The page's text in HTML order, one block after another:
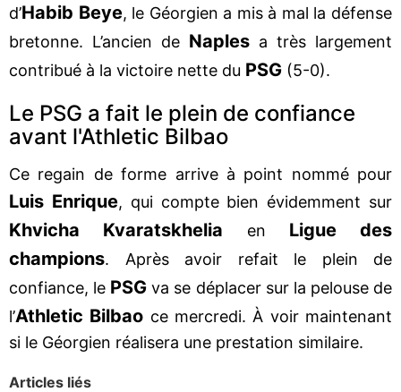
d’Habib Beye, le Géorgien a mis à mal la défense
bretonne. L’ancien de Naples a très largement
contribué à la victoire nette du PSG (5-0).
Le PSG a fait le plein de confiance
avant l'Athletic Bilbao
Ce regain de forme arrive à point nommé pour
Luis Enrique, qui compte bien évidemment sur
Khvicha Kvaratskhelia en Ligue des
champions. Après avoir refait le plein de
confiance, le PSG va se déplacer sur la pelouse de
l’Athletic Bilbao ce mercredi. À voir maintenant
si le Géorgien réalisera une prestation similaire.
Articles liés